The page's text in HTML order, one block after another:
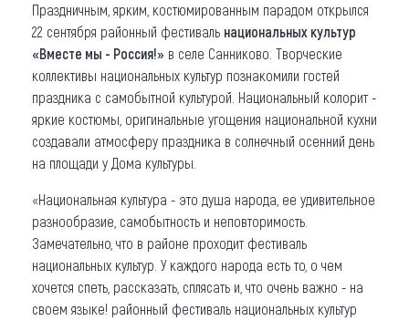
Что привезти (сувениры)
О регионе
Коллекция впечатлений
Другие рубрики
Праздничным, ярким, костюмированным парадом открылся
22 сентября районный фестиваль национальных культур
«Вместе мы - Россия!» в селе Санниково. Творческие
коллективы национальных культур познакомили гостей
праздника с самобытной культурой. Национальный колорит -
яркие костюмы, оригинальные угощения национальной кухни
создавали атмосферу праздника в солнечный осенний день
на площади у Дома культуры.
«Национальная культура - это душа народа, ее удивительное
разнообразие, самобытность и неповторимость.
Замечательно, что в районе проходит фестиваль
национальных культур. У каждого народа есть то, о чем
хочется спеть, рассказать, сплясать и, что очень важно - на
своем языке! районный фестиваль национальных культур